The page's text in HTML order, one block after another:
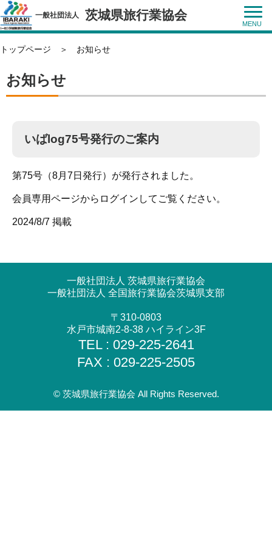
一般社団法人 茨城県旅行業協会
トップページ ＞ お知らせ
お知らせ
いばlog75号発行のご案内
第75号（8月7日発行）が発行されました。
会員専用ページからログインしてご覧ください。
2024/8/7 掲載
一般社団法人 茨城県旅行業協会
一般社団法人 全国旅行業協会茨城県支部
〒310-0803
水戸市城南2-8-38 ハイライン3F
TEL : 029-225-2641
FAX : 029-225-2505
© 茨城県旅行業協会 All Rights Reserved.